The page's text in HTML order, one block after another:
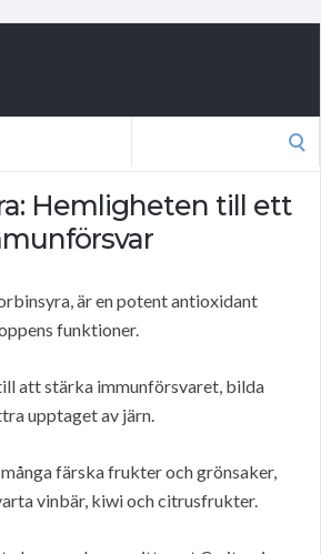
Hemligheten till ett
är en potent antioxidant
funktioner.
att stärka immunförsvaret, bilda
upptaget av järn.
färska frukter och grönsaker,
vinbär, kiwi och citrusfrukter.